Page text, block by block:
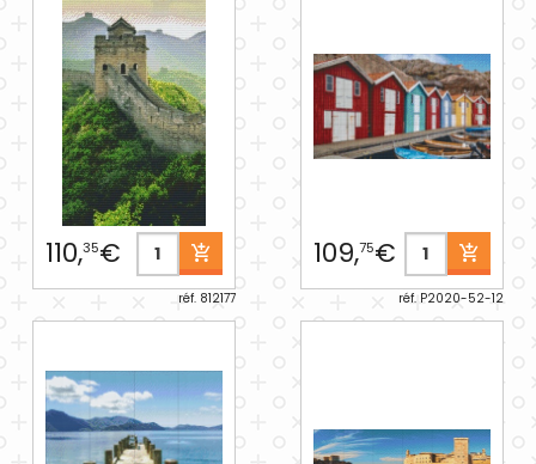
110,35€
réf. 812177
109,75€
réf. P2020-52-12